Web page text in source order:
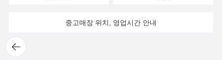
뒤로
가기
중고매장 위치, 영업시간 안내